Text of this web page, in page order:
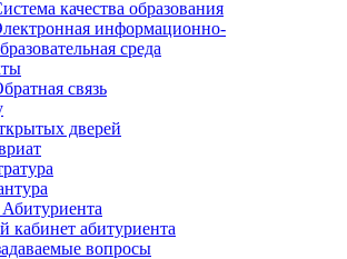
качества образования
информационно-
среда
связь
дверей
кабинет абитуриента
вопросы